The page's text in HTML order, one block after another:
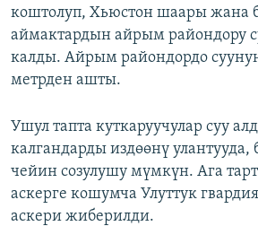
коштолуп, Хьюстон шаары жана
аймактардын айрым райондору
калды. Айрым райондордо
метрден ашты.
Ушул тапта куткаруучулар суу
калгандарды издөөнү улантууда,
чейин созулушу мүмкүн. Ага
аскерге кошумча Улуттук
аскери жиберилди.